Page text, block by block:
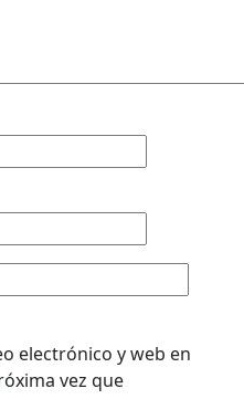
electrónico y web en
vez que